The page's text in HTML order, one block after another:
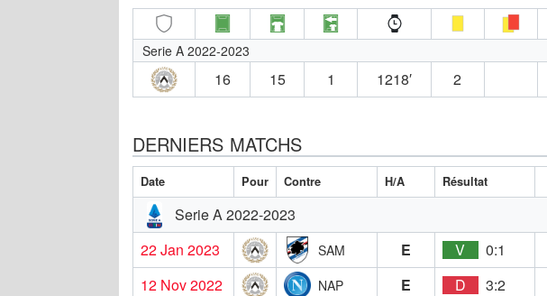
Serie A 2022-2023
16 15 1 1218′ 2
DERNIERS MATCHS
Date Pour Contre H/A Résultat
Serie A 2022-2023
22 Jan 2023
SAM E V 0:1
12 Nov 2022
NAP E D 3:2